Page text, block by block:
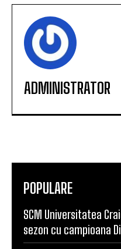
ADMINISTRATOR
POPULARE
SCM Universitatea
sezon cu campioana